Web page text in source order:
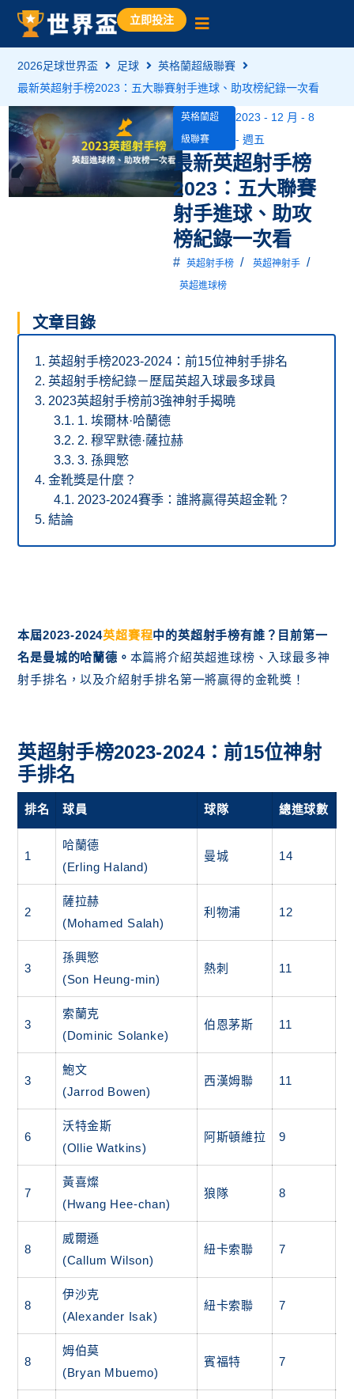
立即投注
2026足球世界盃 足球
英格蘭超級聯賽
最新英超射手榜2023：五大聯賽射手進球、助攻榜紀錄一次看
英格蘭超
級聯賽
2023 - 12 月 - 8
- 週五
最新英超射手榜
2023：五大聯賽
射手進球、助攻
榜紀錄一次看
# 英超射手榜 / 英超神射手 /
英超進球榜
文章目錄
英超射手榜2023-2024：前15位神射手排名
英超射手榜紀錄－歷屆英超入球最多球員
2023英超射手榜前3強神射手揭曉
1. 埃爾林·哈蘭德
2. 穆罕默德·薩拉赫
3. 孫興慜
金靴獎是什麼？
2023-2024賽季：誰將贏得英超金靴？
結論
本屆2023-2024英超賽程中的英超射手榜有誰？目前第一
名是曼城的哈蘭德。 本篇將介紹英超進球榜、入球最多神
射手排名，以及介紹射手排名第一將贏得的金靴獎！
英超射手榜2023-2024：前15位神射
手排名
排名 球員 球隊 總進球數
1
哈蘭德
(Erling Haland)
曼城 14
2
薩拉赫
(Mohamed Salah)
利物浦 12
3
孫興慜
(Son Heung-min)
熱刺 11
3
索蘭克
(Dominic Solanke)
伯恩茅斯 11
3
鮑文
(Jarrod Bowen)
西漢姆聯 11
6
沃特金斯
(Ollie Watkins)
阿斯頓維拉 9
7
黃喜燦
(Hwang Hee-chan)
狼隊 8
8
威爾遜
(Callum Wilson)
紐卡索聯 7
8
伊沙克
(Alexander Isak)
紐卡索聯 7
8
姆伯莫
(Bryan Mbuemo)
賓福特 7